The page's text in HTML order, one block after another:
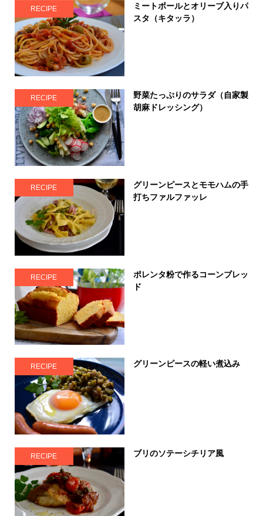
RECIPE
ミートボールとオリーブ入りパ
スタ（キタッラ）
RECIPE
野菜たっぷりのサラダ（自家製
胡麻ドレッシング）
RECIPE
グリーンピースとモモハムの手
打ちファルファッレ
RECIPE
ポレンタ粉で作るコーンブレッ
ド
RECIPE グリーンピースの軽い煮込み
RECIPE ブリのソテーシチリア風